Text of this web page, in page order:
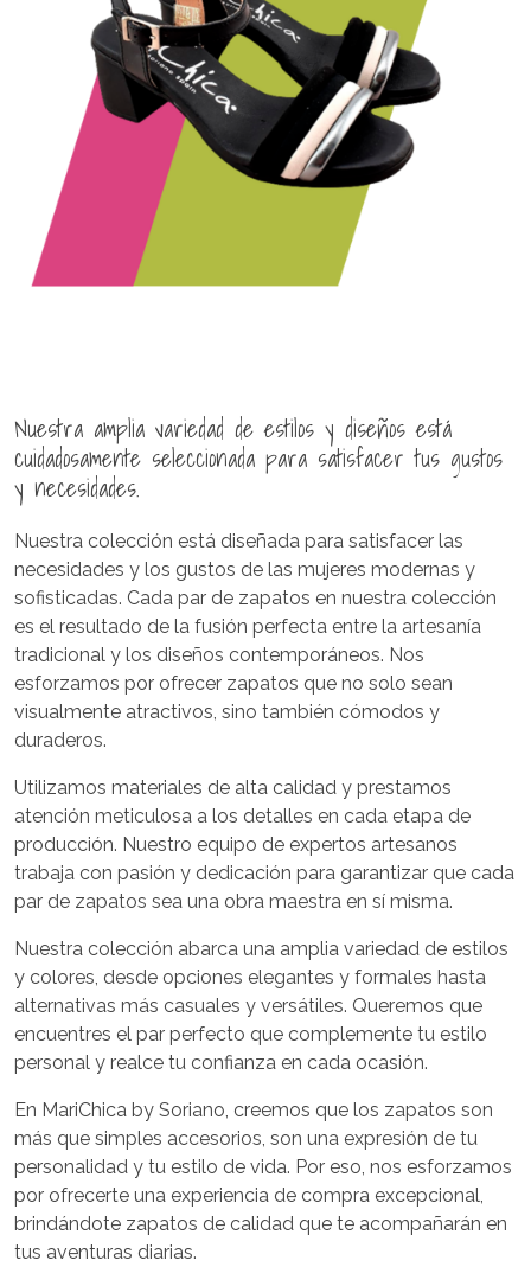
Nuestra amplia variedad de estilos y diseños está
cuidadosamente seleccionada para satisfacer tus gustos
y necesidades.
Nuestra colección está diseñada para satisfacer las
necesidades y los gustos de las mujeres modernas y
sofisticadas. Cada par de zapatos en nuestra colección
es el resultado de la fusión perfecta entre la artesanía
tradicional y los diseños contemporáneos. Nos
esforzamos por ofrecer zapatos que no solo sean
visualmente atractivos, sino también cómodos y
duraderos.
Utilizamos materiales de alta calidad y prestamos
atención meticulosa a los detalles en cada etapa de
producción. Nuestro equipo de expertos artesanos
trabaja con pasión y dedicación para garantizar que cada
par de zapatos sea una obra maestra en sí misma.
Nuestra colección abarca una amplia variedad de estilos
y colores, desde opciones elegantes y formales hasta
alternativas más casuales y versátiles. Queremos que
encuentres el par perfecto que complemente tu estilo
personal y realce tu confianza en cada ocasión.
En MariChica by Soriano, creemos que los zapatos son
más que simples accesorios, son una expresión de tu
personalidad y tu estilo de vida. Por eso, nos esforzamos
por ofrecerte una experiencia de compra excepcional,
brindándote zapatos de calidad que te acompañarán en
tus aventuras diarias.